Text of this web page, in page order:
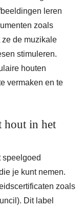
leren
zoals
ze de muzikale
stimuleren.
houten
vermaken en te
hout in het
speelgoed
je kunt nemen.
zoals
Dit label